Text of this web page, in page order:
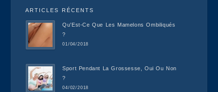
ARTICLES RÉCENTS
Qu’Est-Ce Que Les Mamelons Ombiliqués
?
01/04/2018
Sport Pendant La Grossesse, Oui Ou Non
?
04/02/2018